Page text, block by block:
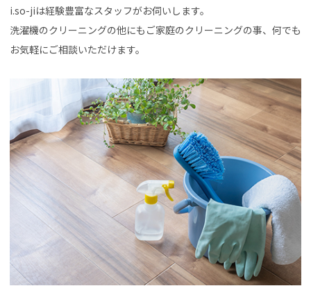
i.so-jiは経験豊富なスタッフがお伺いします。
洗濯機のクリーニングの他にもご家庭のクリーニングの事、何でも
お気軽にご相談いただけます。